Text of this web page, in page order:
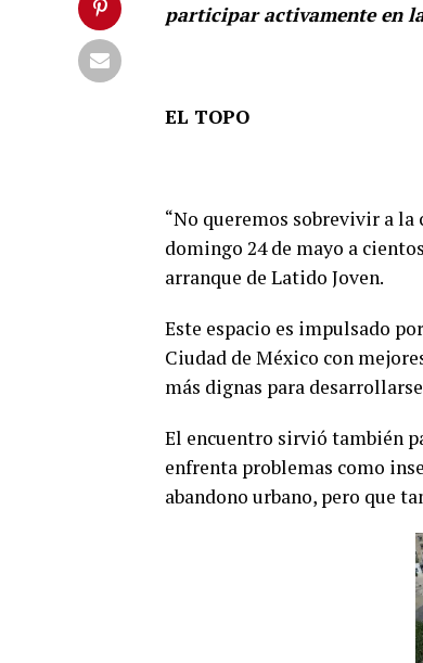
participar activamente en
EL TOPO
“No queremos sobrevivir a
domingo 24 de mayo a
arranque de Latido Joven.
Este espacio es impulsado
Ciudad de México con
más dignas para
El encuentro sirvió también
enfrenta problemas como
abandono urbano, pero que